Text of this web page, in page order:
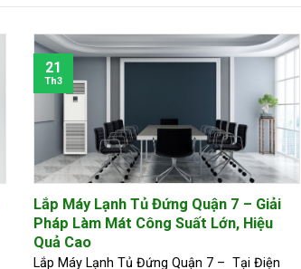
Lắp Máy Lạnh Tủ Đứng Quận 7 – Giải
Pháp Làm Mát Công Suất Lớn, Hiệu
Quả Cao
Lắp Máy Lạnh Tủ Đứng Quận 7 – Tại Điện
21
Th3